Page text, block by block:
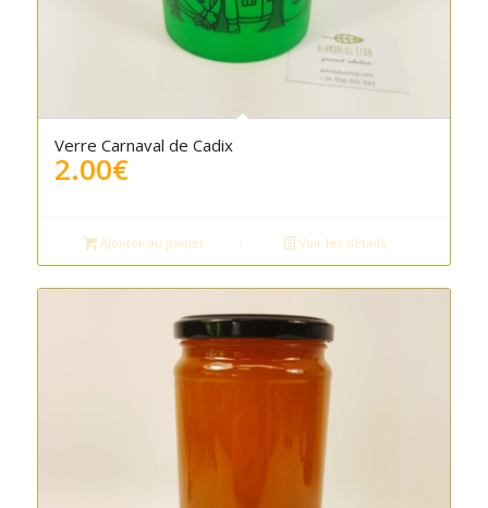
Verre Carnaval de Cadix
2.00€
Ajouter au panier Voir les détails